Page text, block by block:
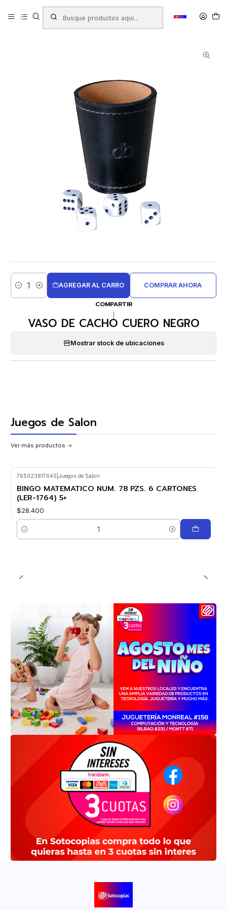
Productos JUGUETERIA Juegos de Salon
VASO DE CACHO CUERO NEGRO
Cantidad
AGREGAR AL CARRO COMPRAR AHORA
COMPARTIR
VASO DE CACHO CUERO NEGRO
Mostrar stock de ubicaciones
Juegos de Salon
Ver más productos
765023817645 Juegos de Salon
BINGO MATEMATICO NUM. 78 PZS. 6 CARTONES
(LER-1764) 5+
$28.400
Cantidad